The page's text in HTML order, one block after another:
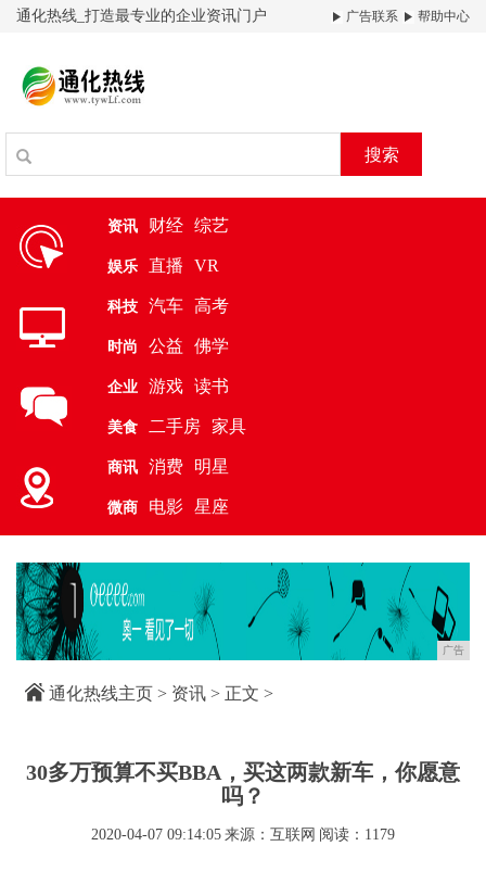
通化热线_打造最专业的企业资讯门户 广告联系 帮助中心
搜索
资讯 财经 综艺
娱乐 直播 VR
科技 汽车 高考
时尚 公益 佛学
企业 游戏 读书
美食 二手房 家具
商讯 消费 明星
微商 电影 星座
广告
通化热线主页 > 资讯 > 正文 >
30多万预算不买BBA，买这两款新车，你愿意
吗？
2020-04-07 09:14:05 来源：互联网 阅读：1179